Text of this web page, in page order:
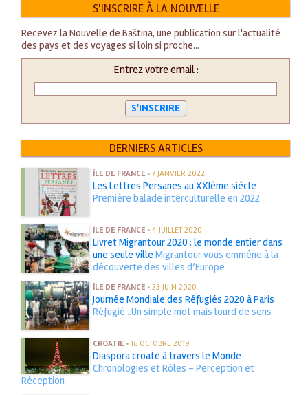
S'INSCRIRE À LA NOUVELLE
Recevez la Nouvelle de Baština, une publication sur l'actualité
des pays et des voyages si loin si proche...
Entrez votre email :
DERNIERS ARTICLES
ÎLE DE FRANCE • 7 JANVIER 2022
Les Lettres Persanes au XXIème siècle
Première balade interculturelle en 2022
ÎLE DE FRANCE • 4 JUILLET 2020
Livret Migrantour 2020 : le monde entier dans
une seule ville Migrantour vous emmène à la
découverte des villes d’Europe
ÎLE DE FRANCE • 23 JUIN 2020
Journée Mondiale des Réfugiés 2020 à Paris
Réfugié...Un simple mot mais lourd de sens
CROATIE • 16 OCTOBRE 2019
Diaspora croate à travers le Monde
Chronologies et Rôles - Perception et
Réception